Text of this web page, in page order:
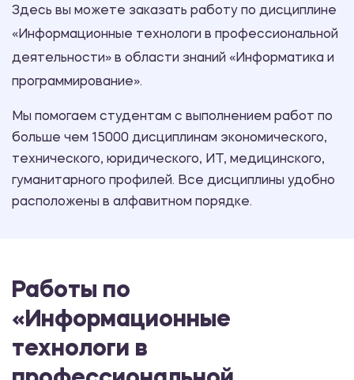
Здесь вы можете заказать работу по дисциплине
«Информационные технологи в профессиональной
деятельности» в области знаний «Информатика и
программирование».
Мы помогаем студентам с выполнением работ по
больше чем 15000 дисциплинам экономического,
технического, юридического, ИТ, медицинского,
гуманитарного профилей. Все дисциплины удобно
расположены в алфавитном порядке.
Работы по
«Информационные
технологи в